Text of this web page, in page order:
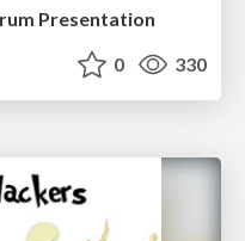
Presentation
0 330